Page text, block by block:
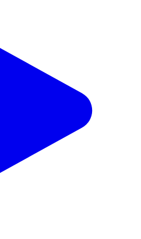
में अलग-अलग गांवों से मारपीट के